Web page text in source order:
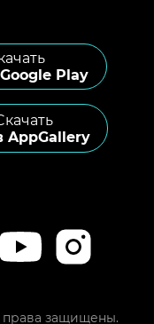
Play
AppGallery
права защищены.